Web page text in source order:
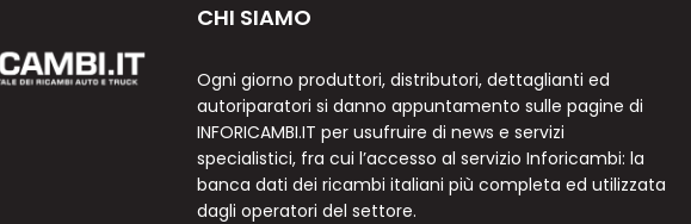
CHI SIAMO
Ogni giorno produttori, distributori, dettaglianti ed
autoriparatori si danno appuntamento sulle pagine di
INFORICAMBI.IT per usufruire di news e servizi
specialistici, fra cui l’accesso al servizio Inforicambi: la
banca dati dei ricambi italiani più completa ed utilizzata
dagli operatori del settore.